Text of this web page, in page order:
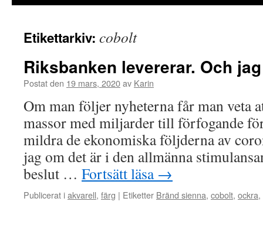
Etikettarkiv: cobolt
Riksbanken levererar. Och
Postat den 19 mars, 2020av Karin
Om man följer nyheterna får man veta
massor med miljarder till förfogande
mildra de ekonomiska följderna av
jag om det är i den allmänna
beslut … Fortsätt läsa →
Publicerat iakvarell, färg | Etiketter Bränd sienna, cobolt, ockra,